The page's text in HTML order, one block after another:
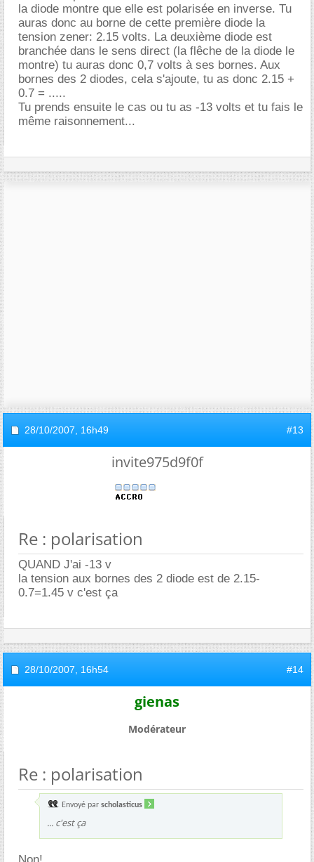
la diode montre que elle est polarisée en inverse. Tu
auras donc au borne de cette première diode la
tension zener: 2.15 volts. La deuxième diode est
branchée dans le sens direct (la flêche de la diode le
montre) tu auras donc 0,7 volts à ses bornes. Aux
bornes des 2 diodes, cela s'ajoute, tu as donc 2.15 +
0.7 = .....
Tu prends ensuite le cas ou tu as -13 volts et tu fais le
même raisonnement...
28/10/2007, 16h49 #13
invite975d9f0f
Re : polarisation
QUAND J'ai -13 v
la tension aux bornes des 2 diode est de 2.15-
0.7=1.45 v c'est ça
28/10/2007, 16h54 #14
gienas
Modérateur
Re : polarisation
Envoyé par scholasticus
... c'est ça